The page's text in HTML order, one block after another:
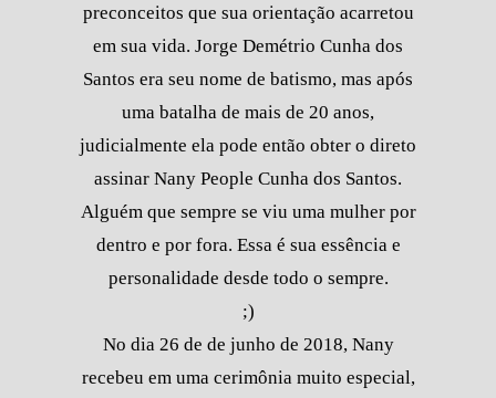
preconceitos que sua orientação acarretou
em sua vida. Jorge Demétrio Cunha dos
Santos era seu nome de batismo, mas após
uma batalha de mais de 20 anos,
judicialmente ela pode então obter o direto
assinar Nany People Cunha dos Santos.
Alguém que sempre se viu uma mulher por
dentro e por fora. Essa é sua essência e
personalidade desde todo o sempre.
;)
No dia 26 de de junho de 2018, Nany
recebeu em uma cerimônia muito especial,